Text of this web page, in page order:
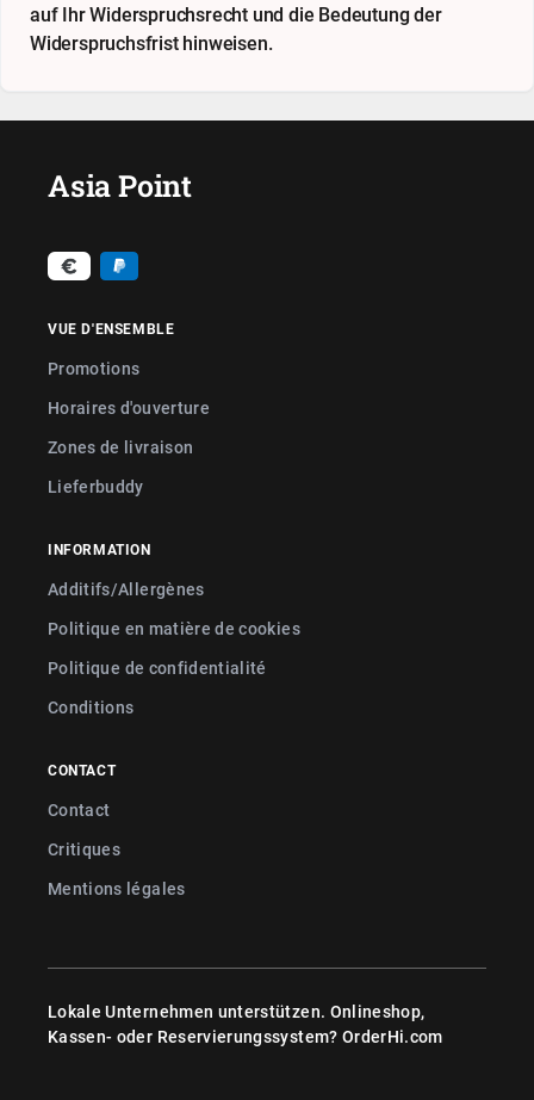
auf Ihr Widerspruchsrecht und die Bedeutung der
Widerspruchsfrist hinweisen.
Asia Point
VUE D'ENSEMBLE
Promotions
Horaires d'ouverture
Zones de livraison
Lieferbuddy
INFORMATION
Additifs/Allergènes
Politique en matière de cookies
Politique de confidentialité
Conditions
CONTACT
Contact
Critiques
Mentions légales
Lokale Unternehmen unterstützen. Onlineshop,
Kassen- oder Reservierungssystem? OrderHi.com